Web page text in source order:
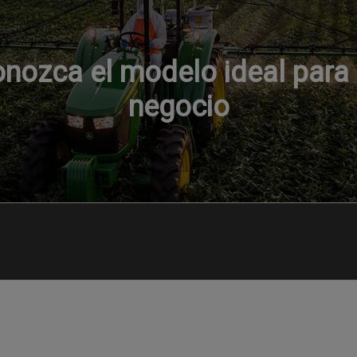
el modelo ideal para
negocio